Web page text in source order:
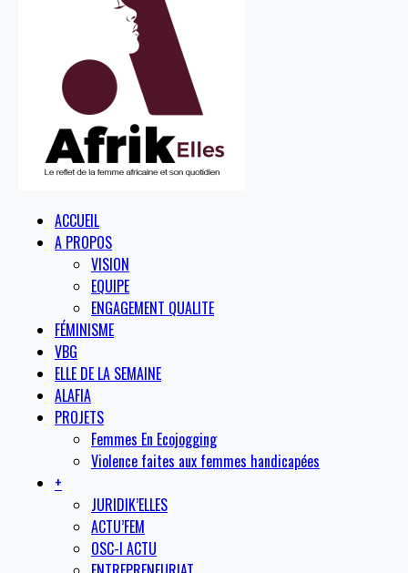
ACCUEIL
A PROPOS
VISION
EQUIPE
ENGAGEMENT QUALITE
FÉMINISME
VBG
ELLE DE LA SEMAINE
ALAFIA
PROJETS
Femmes En Ecojogging
Violence faites aux femmes handicapées
+
JURIDIK’ELLES
ACTU’FEM
OSC-I ACTU